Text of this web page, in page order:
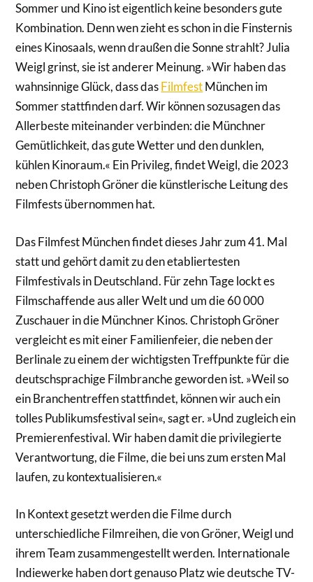
Sommer und Kino ist eigentlich keine besonders gute
Kombination. Denn wen zieht es schon in die Finsternis
eines Kinosaals, wenn draußen die Sonne strahlt? Julia
Weigl grinst, sie ist anderer Meinung. »Wir haben das
wahnsinnige Glück, dass dasFilmfestMünchen im
Sommer stattfinden darf. Wir können sozusagen das
Allerbeste miteinander verbinden: die Münchner
Gemütlichkeit, das gute Wetter und den dunklen,
kühlen Kinoraum.« Ein Privileg, findet Weigl, die 2023
neben Christoph Gröner die künstlerische Leitung des
Filmfests übernommen hat.
Das Filmfest München findet dieses Jahr zum 41. Mal
statt und gehört damit zu den etabliertesten
Filmfestivals in Deutschland. Für zehn Tage lockt es
Filmschaffende aus aller Welt und um die 60 000
Zuschauer in die Münchner Kinos. Christoph Gröner
vergleicht es mit einer Familienfeier, die neben der
Berlinale zu einem der wichtigsten Treffpunkte für die
deutschsprachige Filmbranche geworden ist. »Weil so
ein Branchentreffen stattfindet, können wir auch ein
tolles Publikumsfestival sein«, sagt er. »Und zugleich ein
Premierenfestival. Wir haben damit die privilegierte
Verantwortung, die Filme, die bei uns zum ersten Mal
laufen, zu kontextualisieren.«
In Kontext gesetzt werden die Filme durch
unterschiedliche Filmreihen, die von Gröner, Weigl und
ihrem Team zusammengestellt werden. Internationale
Indiewerke haben dort genauso Platz wie deutsche TV-